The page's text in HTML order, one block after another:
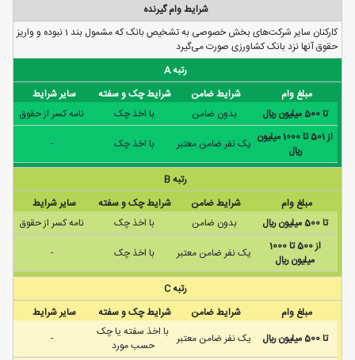
شرایط وام گیرنده
کارکنان سایر شرکت‌های بخش خصوصی به تشخیص بانک که مشمول بند 1 نبوده و واریز
حقوق آنها نزد بانک کشاورزی صورت می‌گیرد
رتبه A
مبلغ وام
شرایط ضامن شرایط چک و سفته
سایر شرایط
بدون ضامن با اخذ چک
نامه كسر از حقوق
از 501 تا 1000 ميليون
ريال
يک نفر ضامن معتبر با اخذ چک
رتبه B
مبلغ وام
شرایط ضامن شرایط چک و سفته
سایر شرایط
بدون ضامن با اخذ چک
نامه كسر از حقوق
از 500 تا 1000
ميليون ريال
يک نفر ضامن معتبر با اخذ چک
رتبه C
مبلغ وام
شرایط ضامن شرایط چک و سفته
سایر شرایط
يک نفر ضامن معتبر
با اخذ سفته يا چک
حسب مورد